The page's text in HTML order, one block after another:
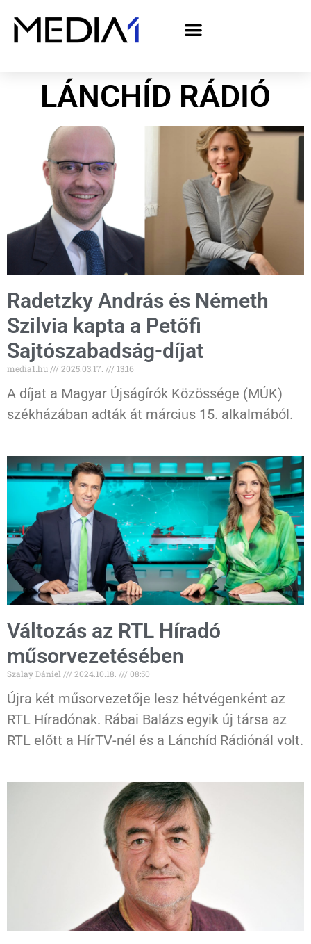
LÁNCHÍD RÁDIÓ
Radetzky András és Németh
Szilvia kapta a Petőfi
Sajtószabadság-díjat
media1.hu 2025.03.17. 13:16
A díjat a Magyar Újságírók Közössége (MÚK)
székházában adták át március 15. alkalmából.
Változás az RTL Híradó
műsorvezetésében
Szalay Dániel 2024.10.18. 08:50
Újra két műsorvezetője lesz hétvégenként az
RTL Híradónak. Rábai Balázs egyik új társa az
RTL előtt a HírTV-nél és a Lánchíd Rádiónál volt.